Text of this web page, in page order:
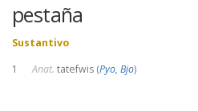
pestaña
Sustantivo
1Anat. tatefwis (Pyo, Bjo)